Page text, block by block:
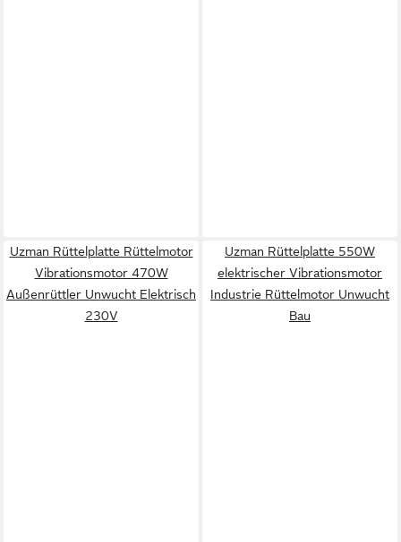
Uzman Rüttelplatte Rüttelmotor
Vibrationsmotor 470W
Außenrüttler Unwucht Elektrisch
230V
Uzman Rüttelplatte 550W
elektrischer Vibrationsmotor
Industrie Rüttelmotor Unwucht
Bau